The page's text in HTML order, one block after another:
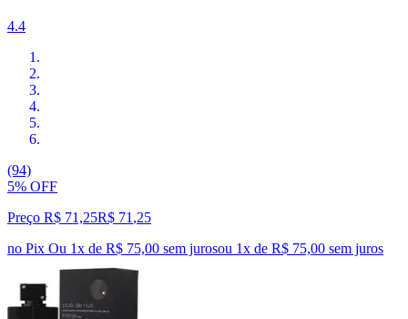
4.4
(94)
5% OFF
Preço R$ 71,25R$ 71 ,25
no Pix Ou 1x de R$ 75,00 sem jurosou 1x de R$ 75,00 sem juros